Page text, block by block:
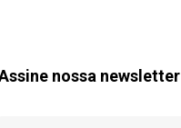
nossa newsletter